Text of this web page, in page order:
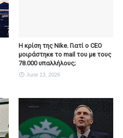
Η κρίση της Nike. Γιατί ο CEO
μοιράστηκε το mail του με τους
78.000 υπαλλήλους;
June 13, 2026